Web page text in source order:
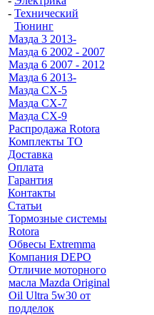
- Технический
Тюнинг
Мазда 3 2013-
Мазда 6 2002 - 2007
Мазда 6 2007 - 2012
Мазда 6 2013-
Мазда CX-5
Мазда CX-7
Мазда СХ-9
Распродажа Rotora
Комплекты ТО
Доставка
Оплата
Гарантия
Контакты
Статьи
Тормозные системы
Rotora
Обвесы Extremma
Компания DEPO
Отличие моторного
масла Mazda Original
Oil Ultra 5w30 от
подделок